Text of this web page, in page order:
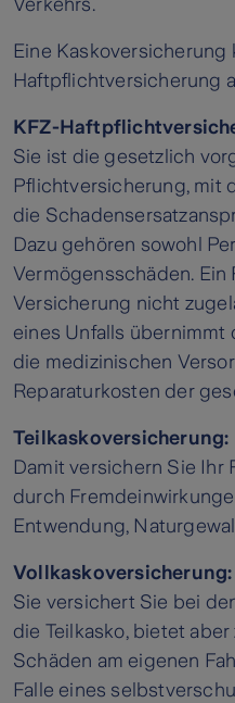
Verkehrs.
Eine Kaskoversicherung
Haftpflichtversicherung
KFZ-
Sie ist die gesetzlich
Pflichtversicherung, mit
die
Dazu gehören sowohl
Vermögensschäden. Ein
Versicherung nicht
eines Unfalls übernimmt
die medizinischen
Reparaturkosten der
Teilkaskoversicherung:
Damit versichern Sie Ihr
durch
Entwendung,
Vollkaskoversicherung:
Sie versichert Sie bei
die Teilkasko, bietet
Schäden am eigenen
Falle eines